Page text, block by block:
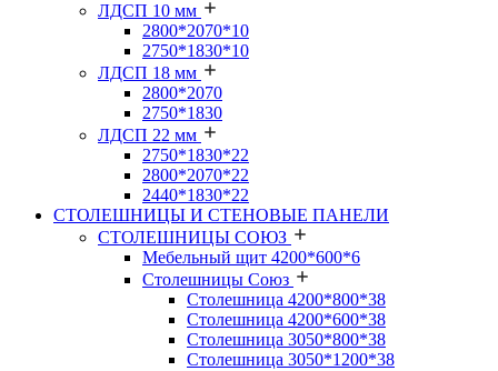
ЛДСП 10 мм
2800*2070*10
2750*1830*10
ЛДСП 18 мм
2800*2070
2750*1830
ЛДСП 22 мм
2750*1830*22
2800*2070*22
2440*1830*22
СТОЛЕШНИЦЫ И СТЕНОВЫЕ ПАНЕЛИ
СТОЛЕШНИЦЫ СОЮЗ
Мебельный щит 4200*600*6
Столешницы Союз
Столешница 4200*800*38
Столешница 4200*600*38
Столешница 3050*800*38
Столешница 3050*1200*38